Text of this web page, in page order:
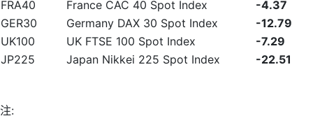
FRA40
France CAC 40 Spot Index
-4.37
GER30
Germany DAX 30 Spot Index
-12.79
UK100
UK FTSE 100 Spot Index
-7.29
JP225
Japan Nikkei 225 Spot Index -22.51
注: